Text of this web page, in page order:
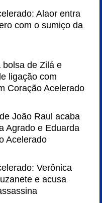
Alaor entra
com o sumiço da
bolsa de Zilá e
ligação com
Coração Acelerado
João Raul acaba
Agrado e Eduarda
Acelerado
Verônica
e acusa